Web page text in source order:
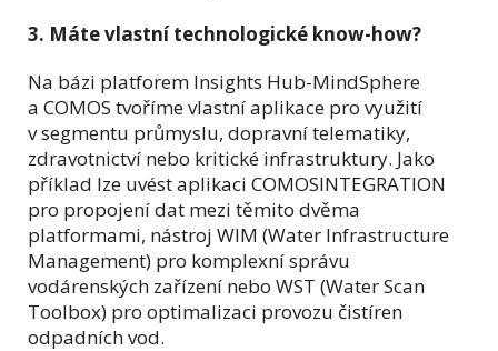
3. Máte vlastní technologické know-how?
Na bázi platforem Insights Hub-MindSphere
a COMOS tvoříme vlastní aplikace pro využití
v segmentu průmyslu, dopravní telematiky,
zdravotnictví nebo kritické infrastruktury. Jako
příklad lze uvést aplikaci COMOSINTEGRATION
pro propojení dat mezi těmito dvěma
platformami, nástroj WIM (Water Infrastructure
Management) pro komplexní správu
vodárenských zařízení nebo WST (Water Scan
Toolbox) pro optimalizaci provozu čistíren
odpadních vod.